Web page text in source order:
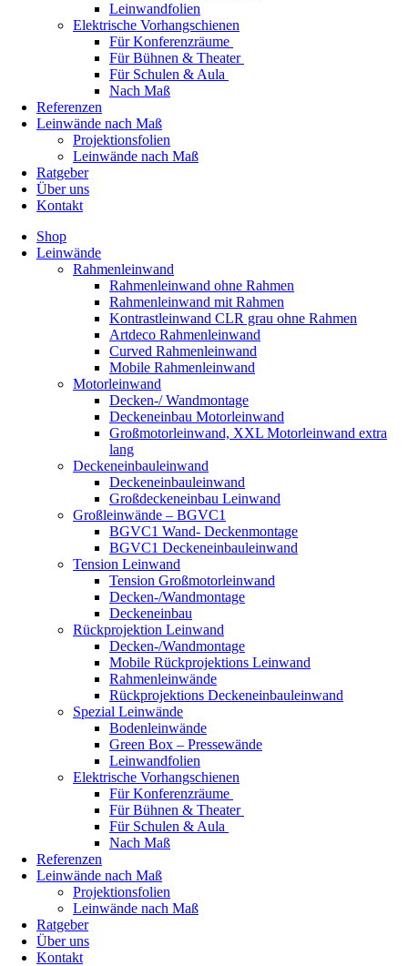
Leinwandfolien
Elektrische Vorhangschienen
Für Konferenzräume
Für Bühnen & Theater
Für Schulen & Aula
Nach Maß
Referenzen
Leinwände nach Maß
Projektionsfolien
Leinwände nach Maß
Ratgeber
Über uns
Kontakt
Shop
Leinwände
Rahmenleinwand
Rahmenleinwand ohne Rahmen
Rahmenleinwand mit Rahmen
Kontrastleinwand CLR grau ohne Rahmen
Artdeco Rahmenleinwand
Curved Rahmenleinwand
Mobile Rahmenleinwand
Motorleinwand
Decken-/ Wandmontage
Deckeneinbau Motorleinwand
Großmotorleinwand, XXL Motorleinwand extra
lang
Deckeneinbauleinwand
Deckeneinbauleinwand
Großdeckeneinbau Leinwand
Großleinwände – BGVC1
BGVC1 Wand- Deckenmontage
BGVC1 Deckeneinbauleinwand
Tension Leinwand
Tension Großmotorleinwand
Decken-/Wandmontage
Deckeneinbau
Rückprojektion Leinwand
Decken-/Wandmontage
Mobile Rückprojektions Leinwand
Rahmenleinwände
Rückprojektions Deckeneinbauleinwand
Spezial Leinwände
Bodenleinwände
Green Box – Pressewände
Leinwandfolien
Elektrische Vorhangschienen
Für Konferenzräume
Für Bühnen & Theater
Für Schulen & Aula
Nach Maß
Referenzen
Leinwände nach Maß
Projektionsfolien
Leinwände nach Maß
Ratgeber
Über uns
Kontakt